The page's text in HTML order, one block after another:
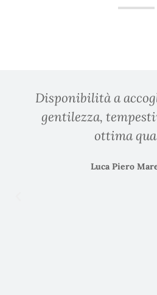
Disponibilità a
gentilezza,
ottima
Luca Piero